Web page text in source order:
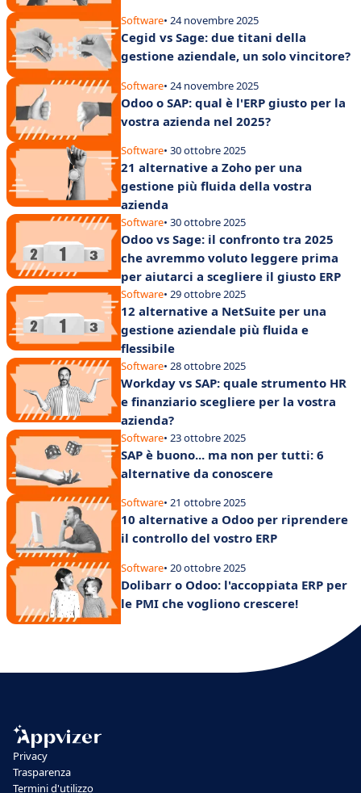
Software• 24 novembre 2025
Cegid vs Sage: due titani della
gestione aziendale, un solo vincitore?
Software• 24 novembre 2025
Odoo o SAP: qual è l'ERP giusto per la
vostra azienda nel 2025?
Software• 30 ottobre 2025
21 alternative a Zoho per una
gestione più fluida della vostra
azienda
Software• 30 ottobre 2025
Odoo vs Sage: il confronto tra 2025
che avremmo voluto leggere prima
per aiutarci a scegliere il giusto ERP
Software• 29 ottobre 2025
12 alternative a NetSuite per una
gestione aziendale più fluida e
flessibile
Software• 28 ottobre 2025
Workday vs SAP: quale strumento HR
e finanziario scegliere per la vostra
azienda?
Software• 23 ottobre 2025
SAP è buono... ma non per tutti: 6
alternative da conoscere
Software• 21 ottobre 2025
10 alternative a Odoo per riprendere
il controllo del vostro ERP
Software• 20 ottobre 2025
Dolibarr o Odoo: l'accoppiata ERP per
le PMI che vogliono crescere!
Privacy
Trasparenza
Termini d'utilizzo